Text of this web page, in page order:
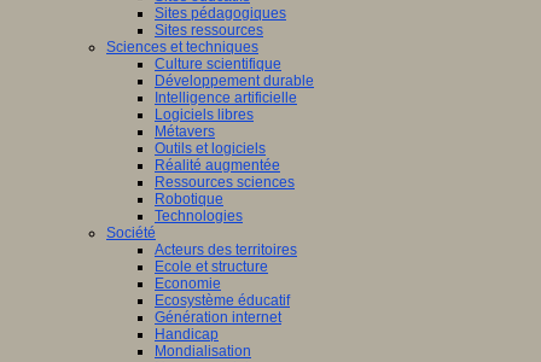
Sites pédagogiques
Sites ressources
Sciences et techniques
Culture scientifique
Développement durable
Intelligence artificielle
Logiciels libres
Métavers
Outils et logiciels
Réalité augmentée
Ressources sciences
Robotique
Technologies
Société
Acteurs des territoires
Ecole et structure
Economie
Ecosystème éducatif
Génération internet
Handicap
Mondialisation